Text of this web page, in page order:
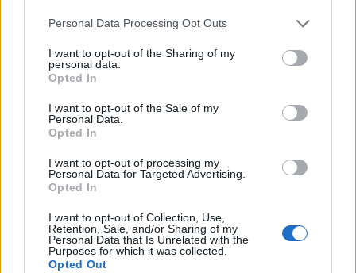
Personal Data Processing Opt Outs
I want to opt-out of the Sharing of my
personal data.
Opted In
I want to opt-out of the Sale of my
Personal Data.
Opted In
I want to opt-out of processing my
Personal Data for Targeted Advertising.
Opted In
I want to opt-out of Collection, Use,
Retention, Sale, and/or Sharing of my
Personal Data that Is Unrelated with the
Purposes for which it was collected.
Opted Out
Infortunato 0 - 0%
Inutilizzato
Scarica riepilogo
stagionale
Giornata Voto FV Entrato Uscito Bonus/Malus
ESP-ATL